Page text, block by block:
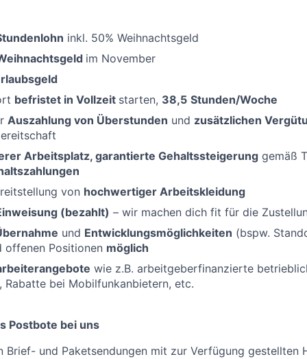
inkl. 50% Weihnachtsgeld
im November
befristet in Vollzeit starten, 38,5 Stunden/Woche
Auszahlung von Überstunden und zusätzlichen
Arbeitsplatz, garantierte Gehaltssteigerung gemäß
von hochwertiger Arbeitskleidung
(bezahlt) – wir machen dich fit für die
und Entwicklungsmöglichkeiten (bspw.
offenen Positionen möglich
wie z.B. arbeitgeberfinanzierte
Rabatte bei Mobilfunkanbietern, etc.
Postbote bei uns
Brief- und Paketsendungen mit zur Verfügung gestellten